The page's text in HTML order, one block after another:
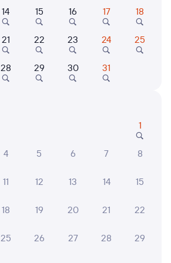
Выберите дату
21 ч 34 м в пути
2 ⁠569 ⁠₽
Выберите дату
14 15 16 17 18
21 22 23 24 25
28 29 30 31
1
4 5 6 7 8
11 12 13 14 15
18 19 20 21 22
25 26 27 28 29